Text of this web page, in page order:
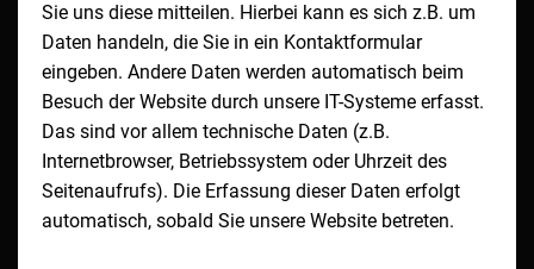
Sie uns diese mitteilen. Hierbei kann es sich z.B. um
Daten handeln, die Sie in ein Kontaktformular
eingeben. Andere Daten werden automatisch beim
Besuch der Website durch unsere IT-Systeme erfasst.
Das sind vor allem technische Daten (z.B.
Internetbrowser, Betriebssystem oder Uhrzeit des
Seitenaufrufs). Die Erfassung dieser Daten erfolgt
automatisch, sobald Sie unsere Website betreten.